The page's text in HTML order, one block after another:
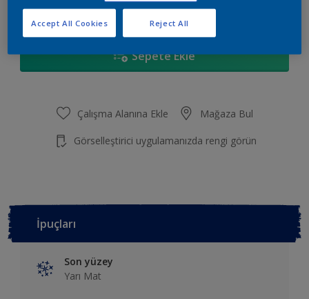
Hesapla
Sepete Ekle
Çalışma Alanına Ekle Mağaza Bul
Görselleştirici uygulamanızda rengi görün
İpuçları
Son yüzey
Yarı Mat
Reject All
Accept All Cookies